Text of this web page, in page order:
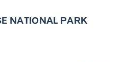
NATIONAL PARK